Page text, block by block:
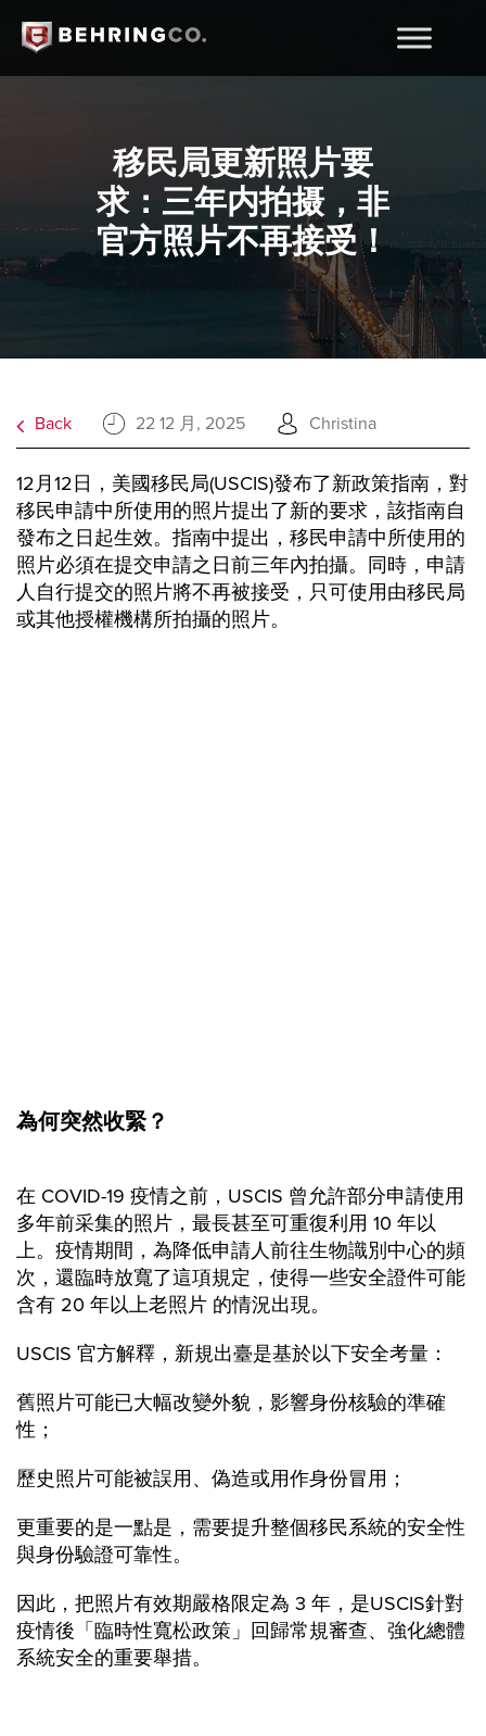
移民局更新照片要
求：三年内拍摄，非
官方照片不再接受！
Back 22 12 月, 2025 Christina
12月12日，美國移民局(USCIS)發布了新政策指南，對
移民申請中所使用的照片提出了新的要求，該指南自
發布之日起生效。指南中提出，移民申請中所使用的
照片必須在提交申請之日前三年內拍攝。同時，申請
人自行提交的照片將不再被接受，只可使用由移民局
或其他授權機構所拍攝的照片。
為何突然收緊？
在 COVID-19 疫情之前，USCIS 曾允許部分申請使用
多年前采集的照片，最長甚至可重復利用 10 年以
上。疫情期間，為降低申請人前往生物識別中心的頻
次，還臨時放寬了這項規定，使得一些安全證件可能
含有 20 年以上老照片 的情況出現。
USCIS 官方解釋，新規出臺是基於以下安全考量：
舊照片可能已大幅改變外貌，影響身份核驗的準確
性；
歷史照片可能被誤用、偽造或用作身份冒用；
更重要的是一點是，需要提升整個移民系統的安全性
與身份驗證可靠性。
因此，把照片有效期嚴格限定為 3 年，是USCIS針對
疫情後「臨時性寬松政策」回歸常規審查、強化總體
系統安全的重要舉措。